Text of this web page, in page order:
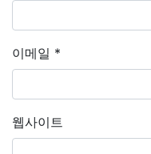
이메일 *
웹사이트